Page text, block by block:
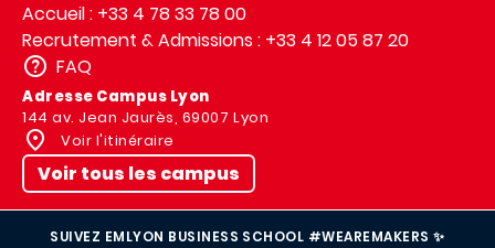
Accueil : +33 4 78 33 78 00
Recrutement & Admissions : +33 4 12 05 87 20
FAQ
Adresse Campus Lyon
144 av. Jean Jaurès, 69007 Lyon
Voir l'itinéraire
Voir tous les campus
SUIVEZ EMLYON BUSINESS SCHOOL #WEAREMAKERS ✨